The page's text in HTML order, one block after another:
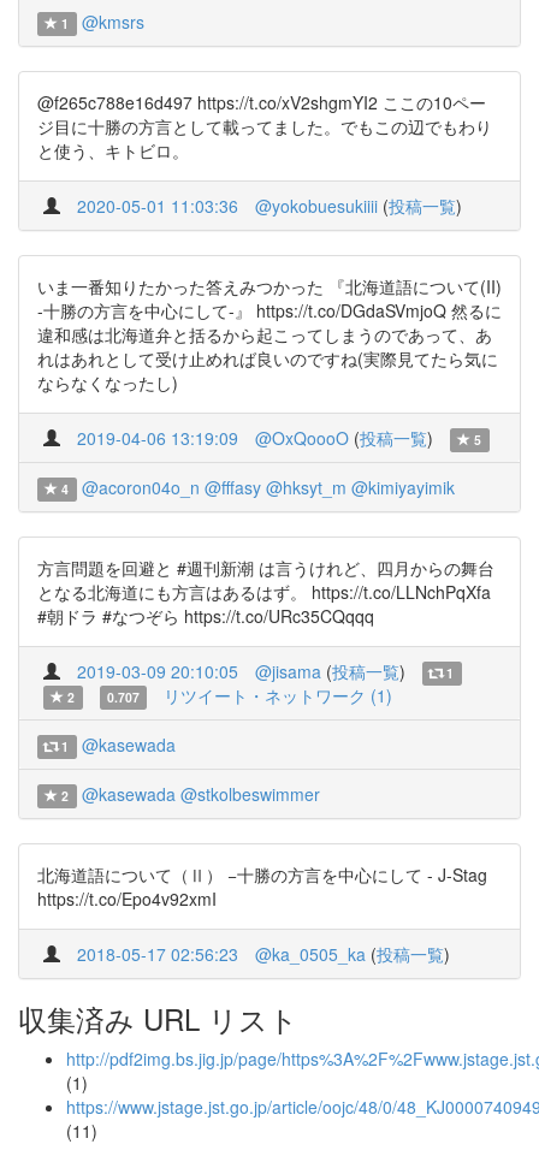
1 @kmsrs
@f265c788e16d497 https://t.co/xV2shgmYI2 ここの10ペー
ジ目に十勝の方言として載ってました。でもこの辺でもわり
と使う、キトビロ。
2020-05-01 11:03:36 @yokobuesukiiii (投稿一覧)
いま一番知りたかった答えみつかった 『北海道語について(II)
-十勝の方言を中心にして-』 https://t.co/DGdaSVmjoQ 然るに
違和感は北海道弁と括るから起こってしまうのであって、あ
れはあれとして受け止めれば良いのですね(実際見てたら気に
ならなくなったし)
2019-04-06 13:19:09 @OxQoooO (投稿一覧) 5
4 @acoron04o_n @fffasy @hksyt_m @kimiyayimik
方言問題を回避と #週刊新潮 は言うけれど、四月からの舞台
となる北海道にも方言はあるはず。 https://t.co/LLNchPqXfa
#朝ドラ #なつぞら https://t.co/URc35CQqqq
2019-03-09 20:10:05 @jisama (投稿一覧)
1
2
0.707 リツイート・ネットワーク (1)
1 @kasewada
2 @kasewada @stkolbeswimmer
北海道語について（Ⅱ） −十勝の方言を中心にして - J-Stag
https://t.co/Epo4v92xmI
2018-05-17 02:56:23 @ka_0505_ka (投稿一覧)
収集済み URL リスト
http://pdf2img.bs.jig.jp/page/
(1)
https://www.jstage.jst.go.jp/article/oojc/48/0/
(11)